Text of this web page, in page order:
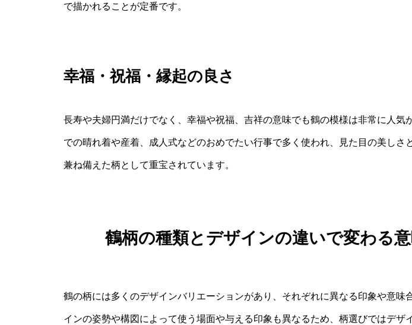
で描かれることが定番です。
幸福・祝福・縁起の良さ
長寿や夫婦円満だけでなく、幸福や祝福、吉祥の意味でも鶴の模様は非常に人気
での晴れ着や産着、成人式などのおめでたい行事で多く使われ、見た目の美しさ
兼ね備えた柄として重宝されています。
鶴柄の種類とデザインの違いで変わる
鶴の柄には多くのデザインバリエーションがあり、それぞれに異なる印象や意味
インの姿勢や構図によって使う場面や与える印象も異なるため、柄選びではデザ